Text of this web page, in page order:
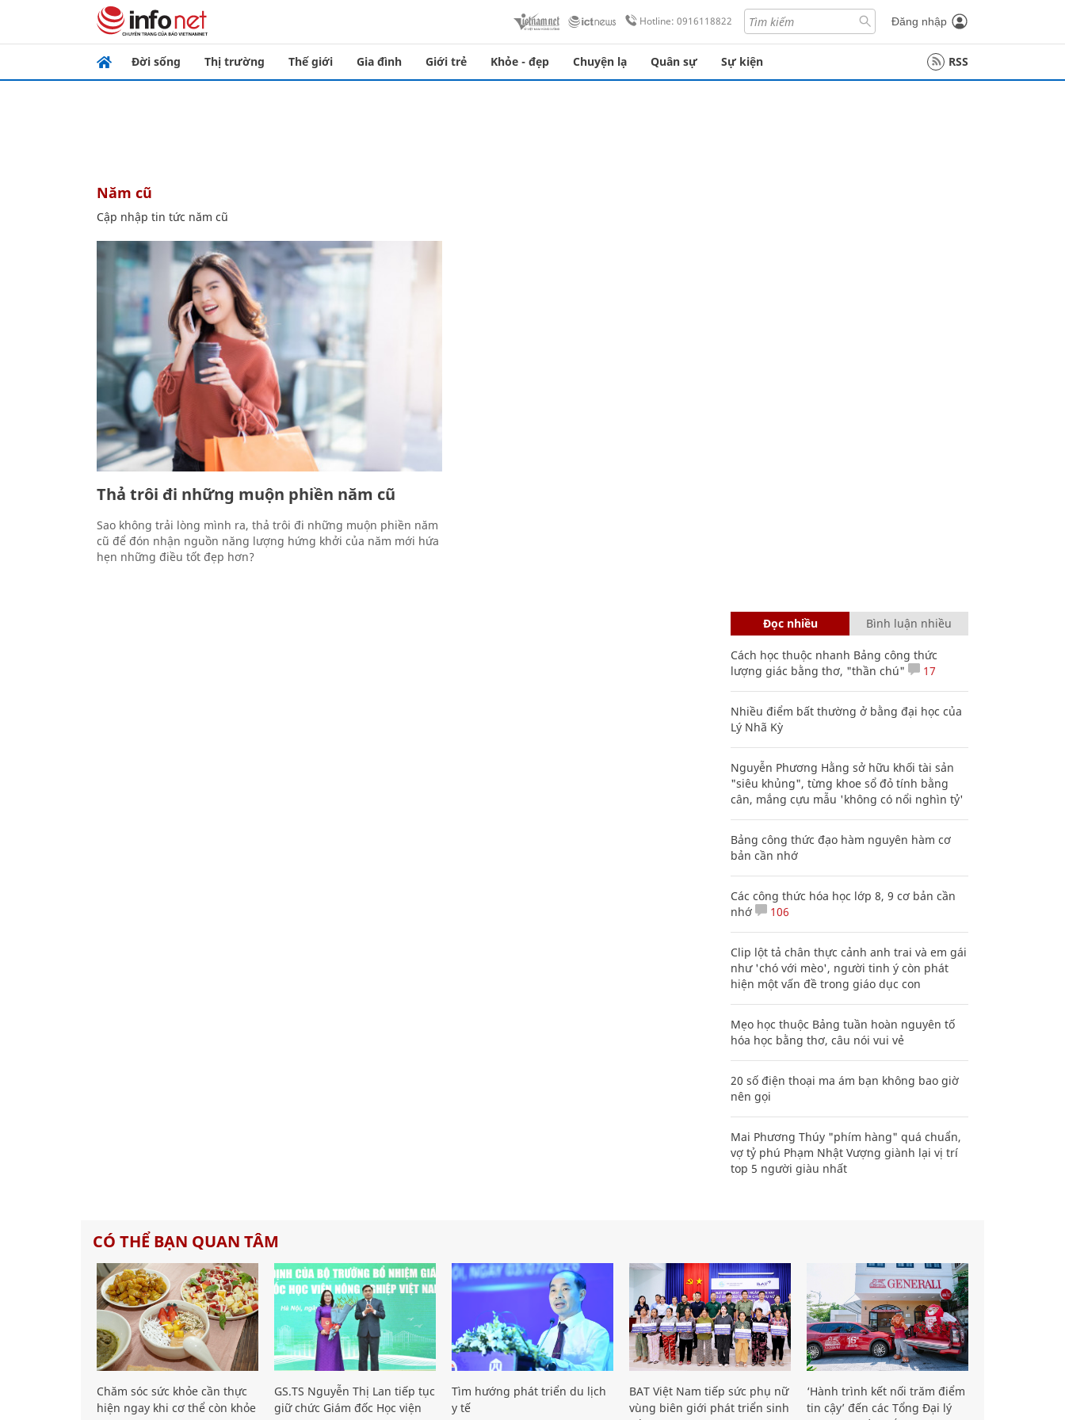
Hotline: 0916118822 Đăng nhập
Đời sống Thị trường Thế giới Gia đình Giới trẻ Khỏe - đẹp Chuyện lạ Quân sự Sự kiện RSS
năm cũ
Cập nhập tin tức năm cũ
Thả trôi đi những muộn phiền năm cũ
Sao không trải lòng mình ra, thả trôi đi những muộn phiền năm
cũ để đón nhận nguồn năng lượng hứng khởi của năm mới hứa
hẹn những điều tốt đẹp hơn?
Đọc nhiều Bình luận nhiều
Cách học thuộc nhanh Bảng công thức
lượng giác bằng thơ, "thần chú"
17
Nhiều điểm bất thường ở bằng đại học của
Lý Nhã Kỳ
Nguyễn Phương Hằng sở hữu khối tài sản
"siêu khủng", từng khoe sổ đỏ tính bằng
cân, mắng cựu mẫu 'không có nổi nghìn tỷ'
Bảng công thức đạo hàm nguyên hàm cơ
bản cần nhớ
Các công thức hóa học lớp 8, 9 cơ bản cần
nhớ
106
Clip lột tả chân thực cảnh anh trai và em gái
như 'chó với mèo', người tinh ý còn phát
hiện một vấn đề trong giáo dục con
Mẹo học thuộc Bảng tuần hoàn nguyên tố
hóa học bằng thơ, câu nói vui vẻ
20 số điện thoại ma ám bạn không bao giờ
nên gọi
Mai Phương Thúy "phím hàng" quá chuẩn,
vợ tỷ phú Phạm Nhật Vượng giành lại vị trí
top 5 người giàu nhất
CÓ THỂ BẠN QUAN TÂM
Chăm sóc sức khỏe cần thực
hiện ngay khi cơ thể còn khỏe
GS.TS Nguyễn Thị Lan tiếp tục
giữ chức Giám đốc Học viện
Tìm hướng phát triển du lịch
y tế
BAT Việt Nam tiếp sức phụ nữ
vùng biên giới phát triển sinh
‘Hành trình kết nối trăm điểm
tin cậy’ đến các Tổng Đại lý